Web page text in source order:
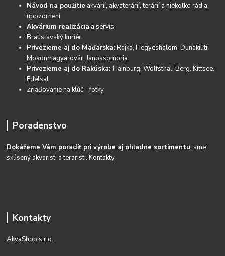
Návod na použitie akvárií, akvaterárií, terárií a niekoľko rád a
upozornení
Akvárium realizácia a servis
Bratislavský kuriér
Privezieme aj do Maďarska:Rajka, Hegyeshalom, Dunakiliti,
Mosonmagyarovár, Janossomoria
Privezieme aj do Rakúska:Hainburg, Wolfsthal, Berg, Kittsee,
Edelsal
Zriaďovanie na kĺúč - fotky
Poradenstvo
Dokážeme Vám poradiť pri výrobe aj ohľadne sortimentu, sme
skúsený akvaristi a teraristi.Kontakty
Kontakty
AkvaShop s.r.o.